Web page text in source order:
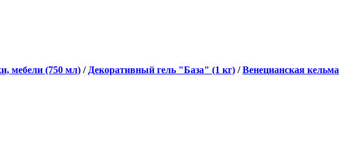
мебели (750 мл) / Декоративный гель "База" (1 кг) /Венецианская кельма